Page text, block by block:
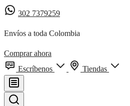
302 7379259
Envíos a toda Colombia
Comprar ahora
Escríbenos
Tiendas